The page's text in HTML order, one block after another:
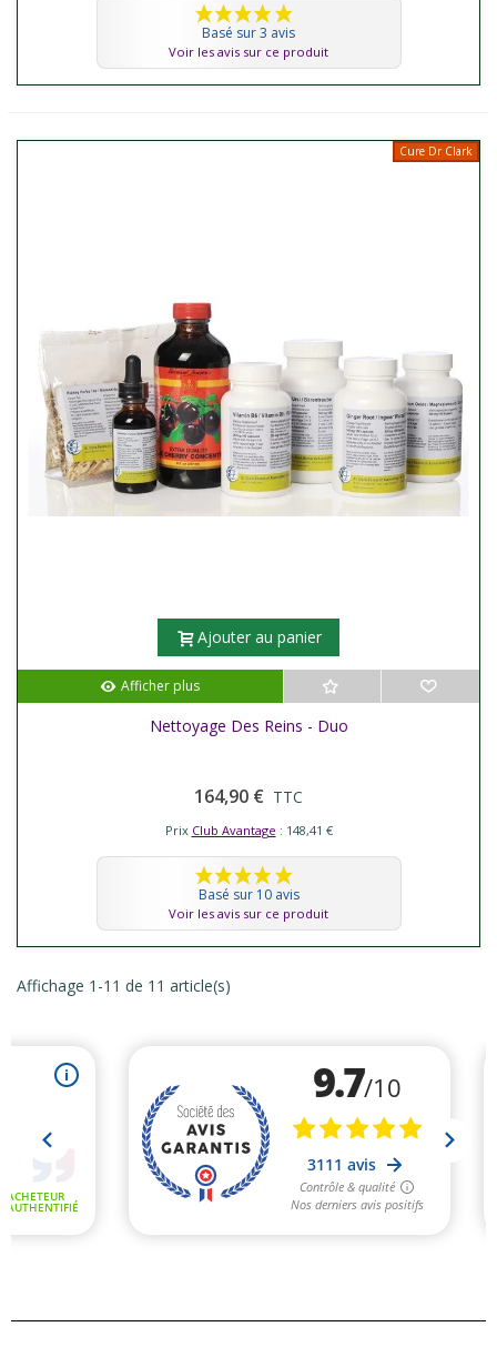
Basé sur 3 avis
Voir les avis sur ce produit
Cure Dr Clark
Ajouter au panier
Afficher plus
Nettoyage Des Reins - Duo
164,90 € TTC
Prix Club Avantage : 148,41 €
Basé sur 10 avis
Voir les avis sur ce produit
Affichage 1-11 de 11 article(s)